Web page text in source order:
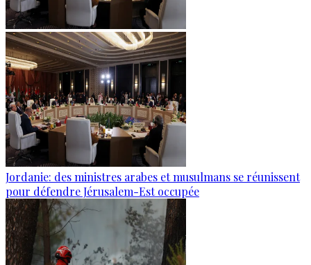
Jordanie: des ministres arabes et musulmans se réunissent
pour défendre Jérusalem-Est occupée